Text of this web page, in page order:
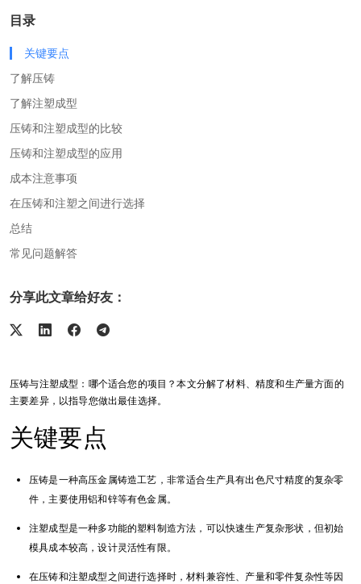
目录
关键要点
了解压铸
了解注塑成型
压铸和注塑成型的比较
压铸和注塑成型的应用
成本注意事项
在压铸和注塑之间进行选择
总结
常见问题解答
分享此文章给好友：
压铸与注塑成型：哪个适合您的项目？本文分解了材料、精度和生产量方面的
主要差异，以指导您做出最佳选择。
关键要点
压铸是一种高压金属铸造工艺，非常适合生产具有出色尺寸精度的复杂零
件，主要使用铝和锌等有色金属。
注塑成型是一种多功能的塑料制造方法，可以快速生产复杂形状，但初始
模具成本较高，设计灵活性有限。
在压铸和注塑成型之间进行选择时，材料兼容性、产量和零件复杂性等因